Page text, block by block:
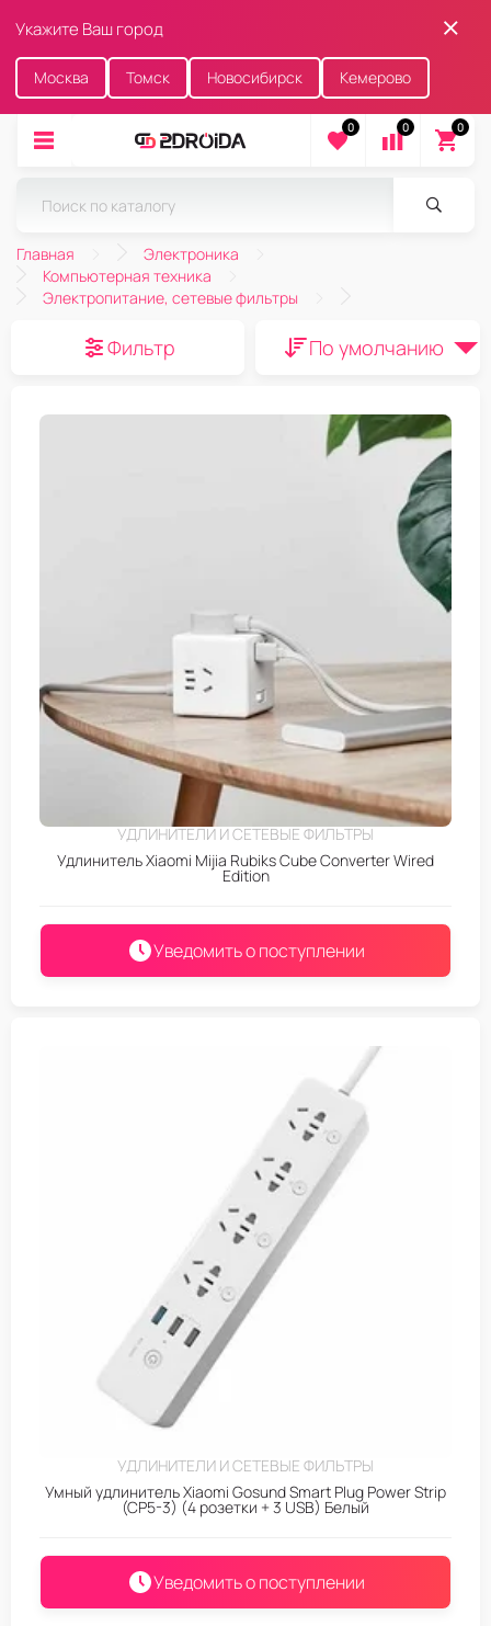
Укажите Ваш город
Москва Томск Новосибирск Кемерово
0 0 0
Главная
Электроника
Компьютерная техника
Электропитание, сетевые фильтры
Фильтр По умолчанию
УДЛИНИТЕЛИ И СЕТЕВЫЕ ФИЛЬТРЫ
Удлинитель Xiaomi Mijia Rubiks Cube Converter Wired
Edition
Уведомить о поступлении
УДЛИНИТЕЛИ И СЕТЕВЫЕ ФИЛЬТРЫ
Умный удлинитель Xiaomi Gosund Smart Plug Power Strip
(CP5-3) (4 розетки + 3 USB) Белый
Уведомить о поступлении